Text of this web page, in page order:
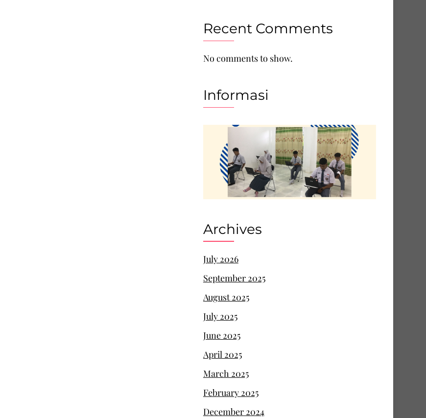
Recent Comments
No comments to show.
Informasi
Archives
July 2026
September 2025
August 2025
July 2025
June 2025
April 2025
March 2025
February 2025
December 2024